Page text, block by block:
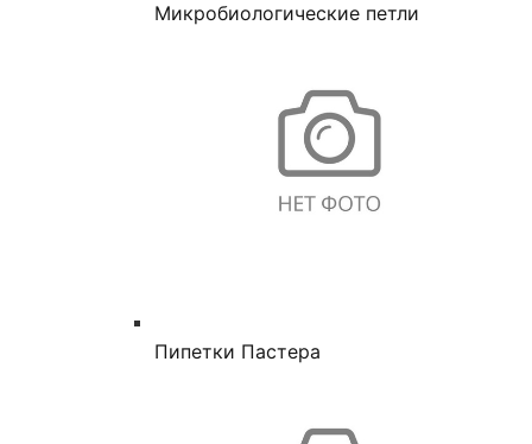
Микробиологические петли
Пипетки Пастера